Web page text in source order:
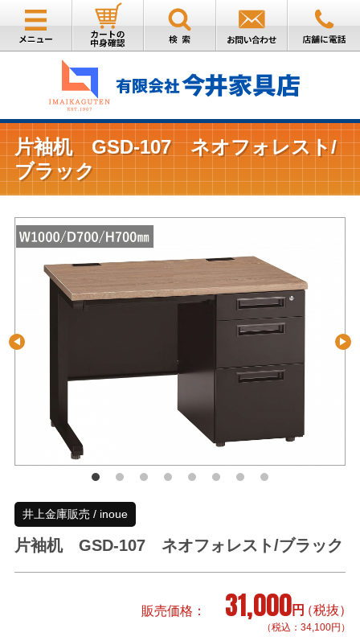
片袖机 GSD-107 ネオフォレスト/
ブラック
井上金庫販売 / inoue
片袖机 GSD-107 ネオフォレスト/ブラック
販売価格 31,000円（税抜）
（税込：34,100円）